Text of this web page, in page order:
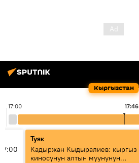
Кыргызстан
17:00 17:46
Туяк
Кадыржан Кыдыралиев: кыргыз
киносунун алтын муунунун